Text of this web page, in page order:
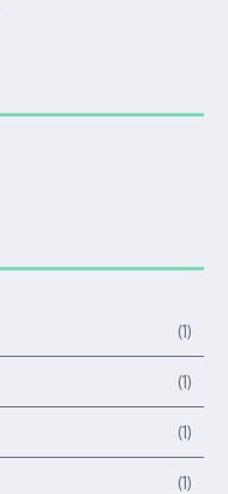
(1)
(1)
(1)
(1)